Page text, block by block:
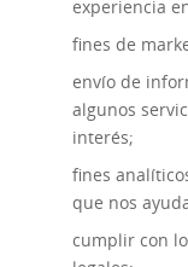
experiencia
fines de
envío de
algunos
interés;
fines
que nos
cumplir con